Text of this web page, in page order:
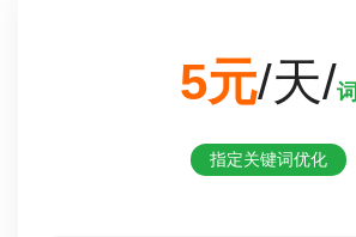
5元/天/词
指定关键词优化